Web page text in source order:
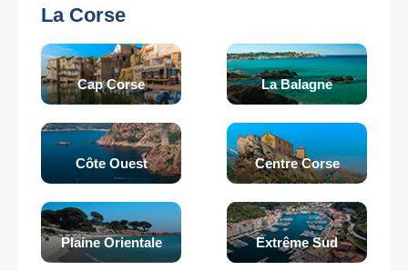
La Corse
Cap Corse La Balagne
Côte Ouest Centre Corse
Plaine Orientale Extrême Sud